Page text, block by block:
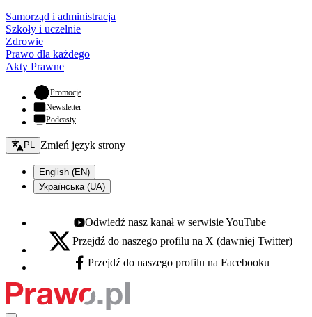
Samorząd i administracja
Szkoły i uczelnie
Zdrowie
Prawo dla każdego
Akty Prawne
Promocje- otwiera się w nowej karcie
Newsletter
Podcasty
Zmień język - bieżący:
PL Zmień język strony
English (EN)
Українська (UA)
Youtube - otwiera się w nowej karcie
Odwiedź nasz kanał w serwisie YouTube
X - otwiera się w nowej karcie
Przejdź do naszego profilu na X (dawniej Twitter)
Facebook - otwiera się w nowej karcie
Przejdź do naszego profilu na Facebooku